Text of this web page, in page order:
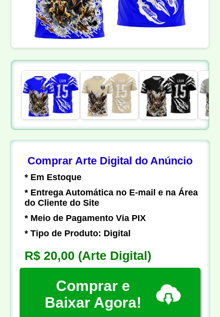
Comprar Arte Digital do Anúncio
* Em Estoque
* Entrega Automática no E-mail e na Área
do Cliente do Site
* Meio de Pagamento Via PIX
* Tipo de Produto: Digital
R$ 20,00 (Arte Digital)
Comprar e
Baixar Agora!